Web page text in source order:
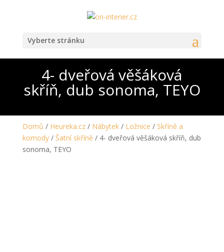
Vyberte stránku
4- dveřová věšáková
skříň, dub sonoma, TEYO
Domů / Heureka.cz/ Nábytek/ Ložnice / Skříně a
komody/ Šatní skříně / 4- dveřová věšáková skříň, dub
sonoma, TEYO